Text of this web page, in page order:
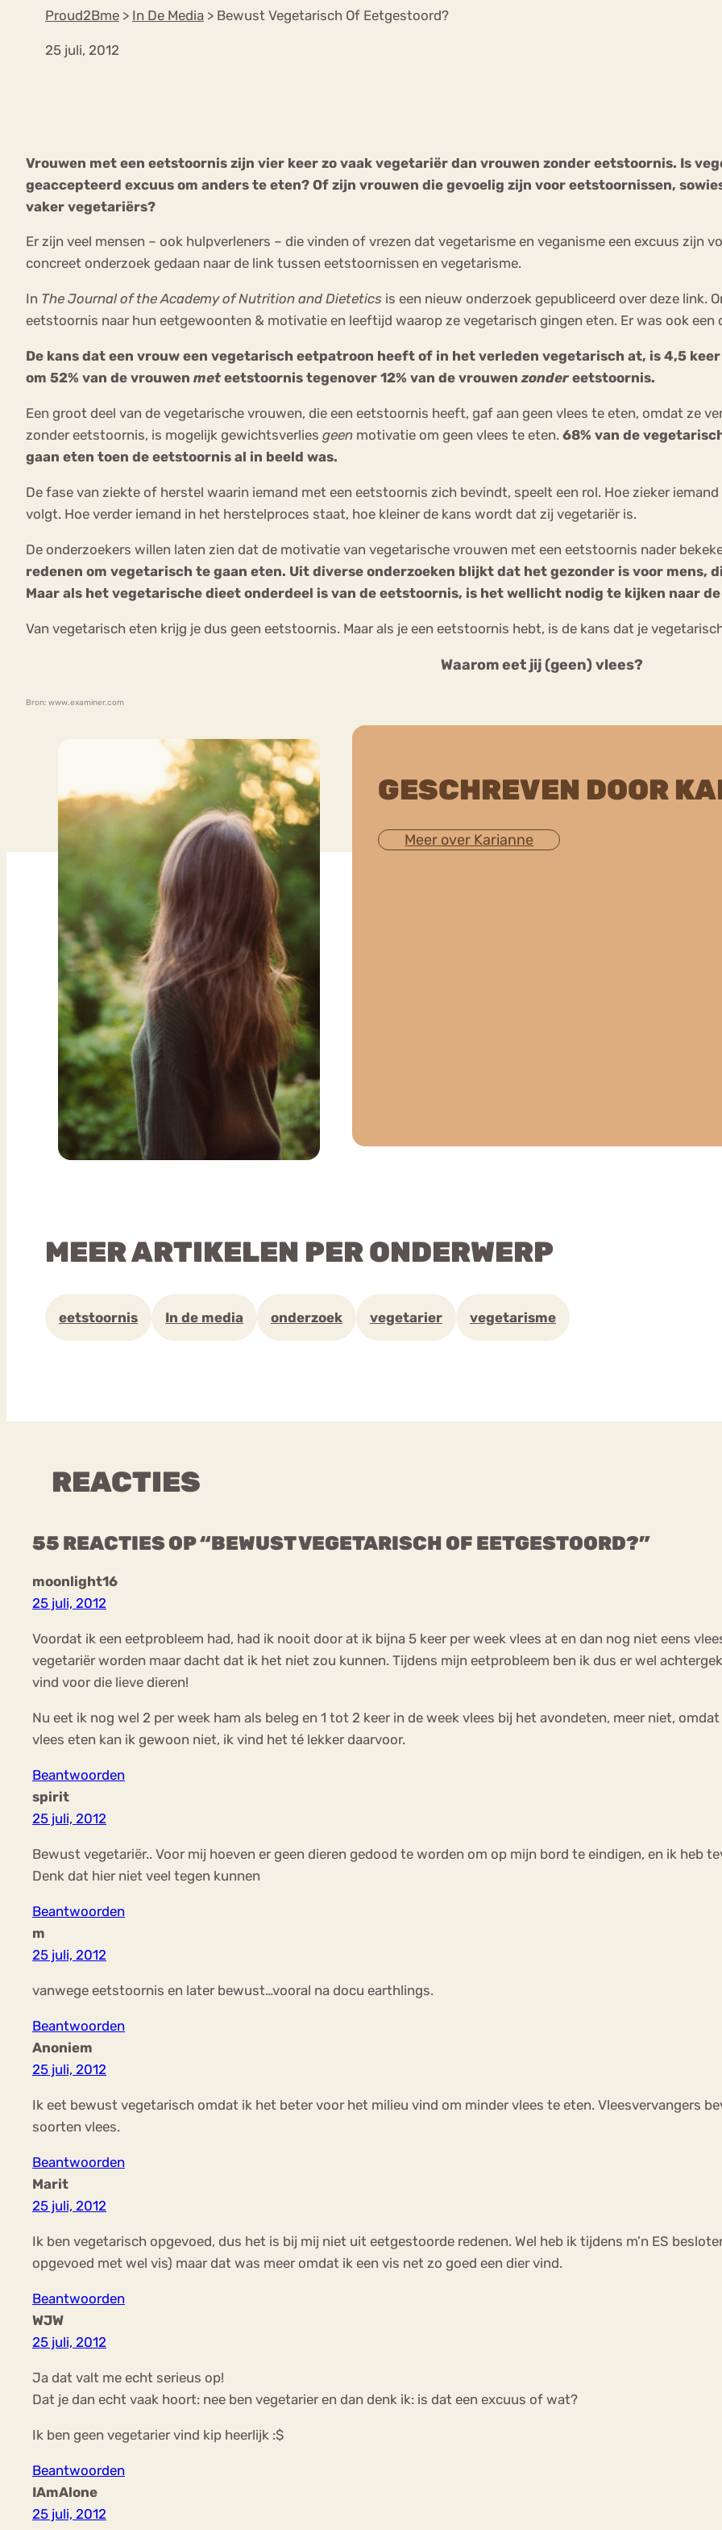
Proud2Bme > In De Media > Bewust Vegetarisch Of Eetgestoord?
25 juli, 2012
Vrouwen met een eetstoornis zijn vier keer zo vaak vegetariër dan vrouwen zonder eetstoornis. Is
geaccepteerd excuus om anders te eten? Of zijn vrouwen die gevoelig zijn voor eetstoornissen,
vaker vegetariërs?
Er zijn veel mensen – ook hulpverleners – die vinden of vrezen dat vegetarisme en veganisme een excuus zijn
concreet onderzoek gedaan naar de link tussen eetstoornissen en vegetarisme.
In The Journal of the Academy of Nutrition and Dietetics is een nieuw onderzoek gepubliceerd over deze link.
eetstoornis naar hun eetgewoonten & motivatie en leeftijd waarop ze vegetarisch gingen eten. Er was ook
De kans dat een vrouw een vegetarisch eetpatroon heeft of in het verleden vegetarisch at, is 4,5
om 52% van de vrouwen met eetstoornis tegenover 12% van de vrouwenzonder eetstoornis.
Een groot deel van de vegetarische vrouwen, die een eetstoornis heeft, gaf aan geen vlees te eten, omdat ze
zonder eetstoornis, is mogelijk gewichtsverlies geen motivatie om geen vlees te eten. 68% van de
gaan eten toen de eetstoornis al in beeld was.
De fase van ziekte of herstel waarin iemand met een eetstoornis zich bevindt, speelt een rol. Hoe zieker
volgt. Hoe verder iemand in het herstelproces staat, hoe kleiner de kans wordt dat zij vegetariër is.
De onderzoekers willen laten zien dat de motivatie van vegetarische vrouwen met een eetstoornis nader
redenen om vegetarisch te gaan eten. Uit diverse onderzoeken blijkt dat het gezonder is voor mens,
Maar als het vegetarische dieet onderdeel is van de eetstoornis, is het wellicht nodig te kijken naar
Van vegetarisch eten krijg je dus geen eetstoornis. Maar als je een eetstoornis hebt, is de kans dat je
Waarom eet jij (geen) vlees?
Bron: www.examiner.com
GESCHREVEN DOOR
Meer over Karianne
MEER ARTIKELEN PER ONDERWERP
eetstoornis In de media onderzoek vegetarier vegetarisme
REACTIES
55 REACTIES OP “BEWUST VEGETARISCH OF EETGESTOORD?”
moonlight16
25 juli, 2012
Voordat ik een eetprobleem had, had ik nooit door at ik bijna 5 keer per week vlees at en dan nog niet eens
vegetariër worden maar dacht dat ik het niet zou kunnen. Tijdens mijn eetprobleem ben ik dus er wel
vind voor die lieve dieren!
Nu eet ik nog wel 2 per week ham als beleg en 1 tot 2 keer in de week vlees bij het avondeten, meer niet,
vlees eten kan ik gewoon niet, ik vind het té lekker daarvoor.
Beantwoorden
spirit
25 juli, 2012
Bewust vegetariër.. Voor mij hoeven er geen dieren gedood te worden om op mijn bord te eindigen, en ik heb
Denk dat hier niet veel tegen kunnen
Beantwoorden
m
25 juli, 2012
vanwege eetstoornis en later bewust…vooral na docu earthlings.
Beantwoorden
Anoniem
25 juli, 2012
Ik eet bewust vegetarisch omdat ik het beter voor het milieu vind om minder vlees te eten. Vleesvervangers
soorten vlees.
Beantwoorden
Marit
25 juli, 2012
Ik ben vegetarisch opgevoed, dus het is bij mij niet uit eetgestoorde redenen. Wel heb ik tijdens m’n ES
opgevoed met wel vis) maar dat was meer omdat ik een vis net zo goed een dier vind.
Beantwoorden
WJW
25 juli, 2012
Ja dat valt me echt serieus op!
Dat je dan echt vaak hoort: nee ben vegetarier en dan denk ik: is dat een excuus of wat?
Ik ben geen vegetarier vind kip heerlijk :$
Beantwoorden
IAmAlone
25 juli, 2012
Orthorexia
Afvallen Angst